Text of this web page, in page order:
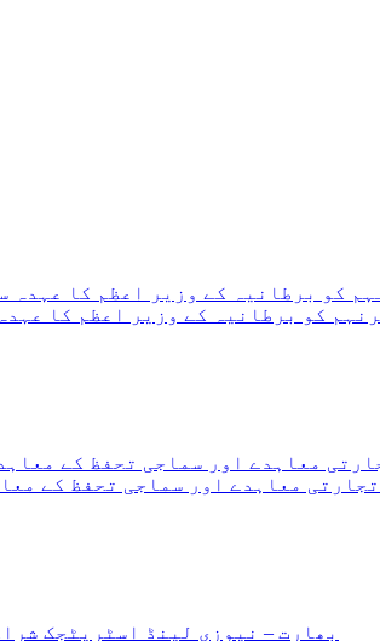
کو برطانیہ کے وزیر اعظم کا
معاہدے اور سماجی تحفظ کے